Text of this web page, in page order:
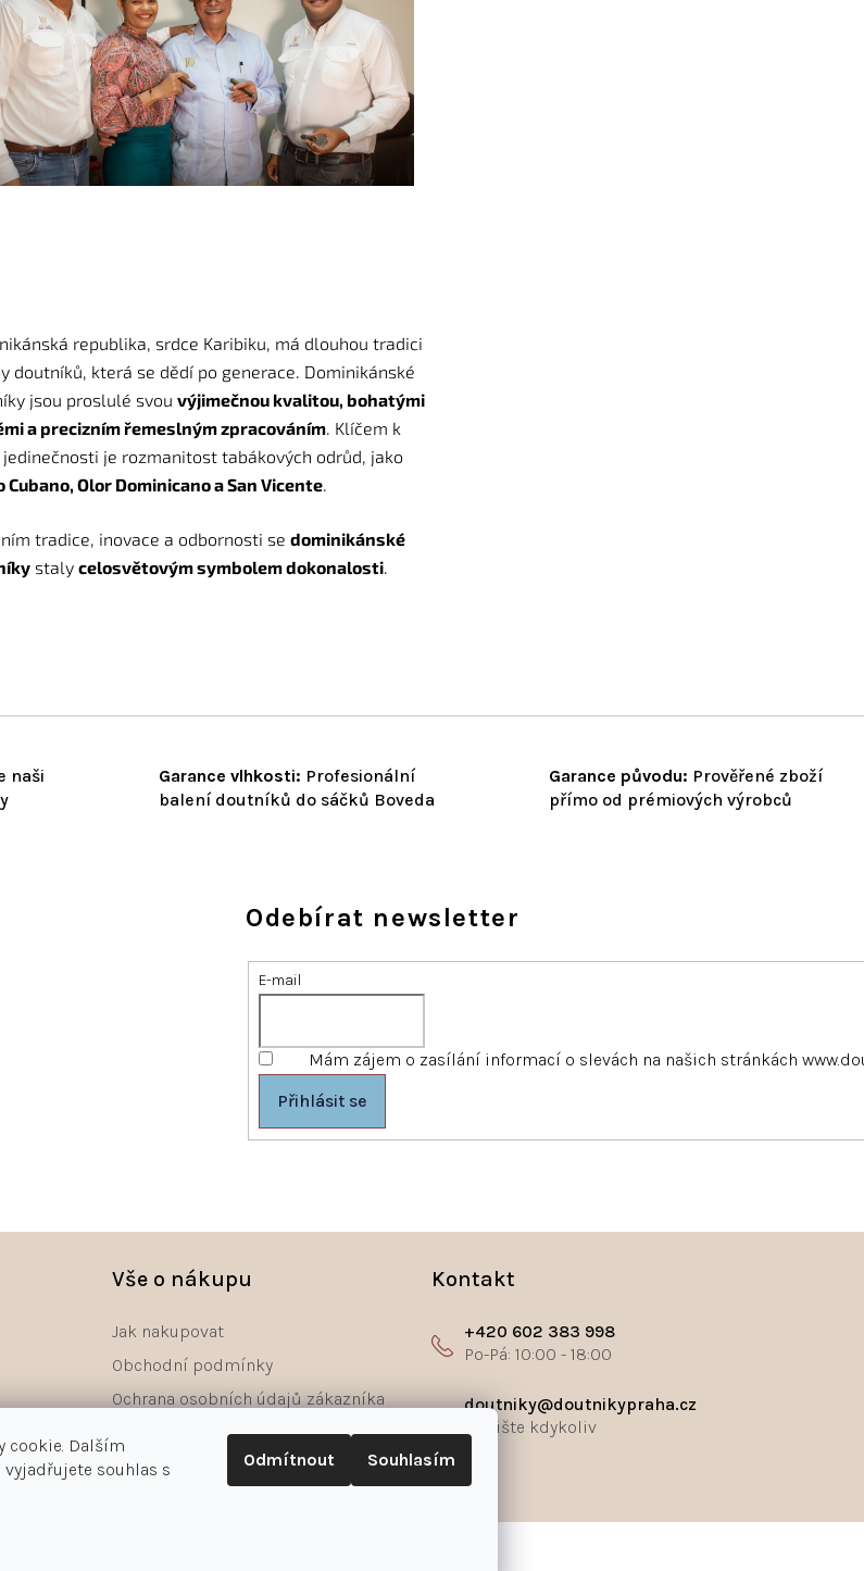
cookie. Dalším
souhlas s
Odmítnout Souhlasím
naši
Garance vlhkosti: Profesionální
balení doutníků do sáčků Boveda
Garance původu: Prověřené zboží
přímo od prémiových výrobců
republika, srdce Karibiku, má dlouhou tradici
doutníků, která se dědí po generace. Dominikánské
jsou proslulé svou výjimečnou kvalitou, bohatými
a precizním řemeslným zpracováním . Klíčem k
jedinečnosti je rozmanitost tabákových odrůd, jako
Cubano, Olor Dominicano a San Vicente
tradice, inovace a odbornosti se dominikánské
staly celosvětovým symbolem dokonalosti
Odebírat newsletter
E-mail
Mám zájem o zasílání informací o slevách na našich stránkách
Přihlásit se
Vše o nákupu
Jak nakupovat
Obchodní podmínky
Ochrana osobních údajů zákazníka
Odstoupení od smlouvy - formulář
Kontakt
+420 602 383 998
doutniky@doutnikypraha.cz